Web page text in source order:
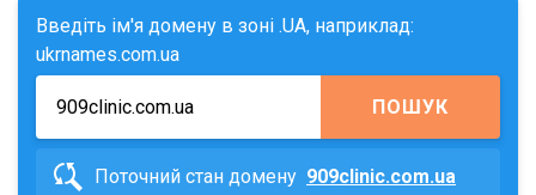
Введіть ім'я домену в зоні .UA, наприклад:
ukrnames.com.ua
ПОШУК
Поточний стан домену 909clinic.com.ua